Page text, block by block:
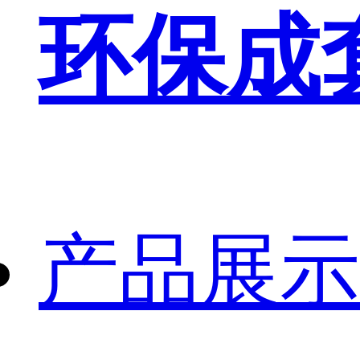
环保成
产品展示